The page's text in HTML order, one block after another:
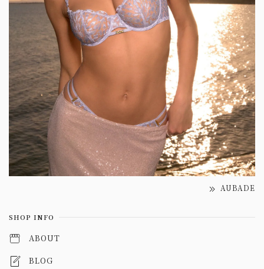
AUBADE
SHOP INFO
ABOUT
BLOG